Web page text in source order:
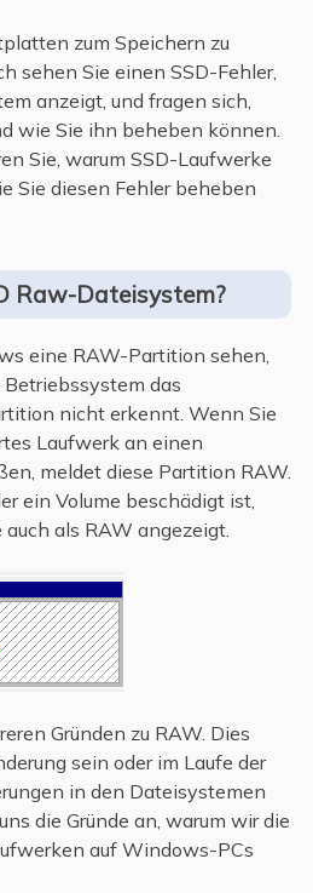
zum Speichern zu
sehen Sie einen SSD-Fehler,
anzeigt, und fragen sich,
wie Sie ihn beheben können.
Sie, warum SSD-Laufwerke
Sie diesen Fehler beheben
Raw-Dateisystem?
eine RAW-Partition sehen,
Betriebssystem das
nicht erkennt. Wenn Sie
Laufwerk an einen
meldet diese Partition RAW.
ein Volume beschädigt ist,
als RAW angezeigt.
Gründen zu RAW. Dies
sein oder im Laufe der
in den Dateisystemen
die Gründe an, warum wir die
auf Windows-PCs